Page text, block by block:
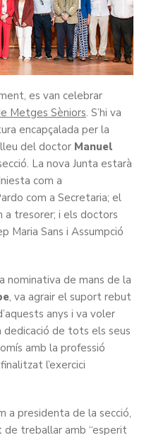
es van celebrar
Metges Sèniors. S’hi va
encapçalada per la
del doctor Manuel
La nova Junta estarà
com a
com a Secretaria; el
a tresorer; i els doctors
Maria Sans i Assumpció
nominativa de mans de la
, va agrair el suport rebut
anys i va voler
dedicació de tots els seus
amb la professió
l’exercici
a presidenta de la secció,
treballar amb “esperit